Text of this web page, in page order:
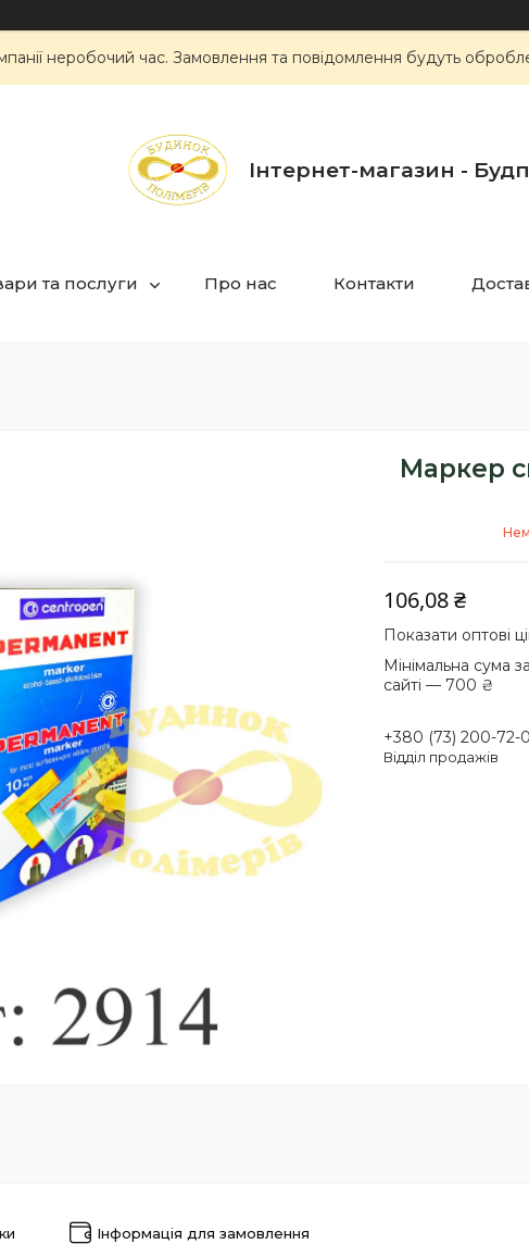
неробочий час. Замовлення та повідомлення будуть
Інтернет-магазин -
та послуги Про нас Контакти
Маркер
106,08 ₴
Показати оптові
Мінімальна сума
сайті — 700 ₴
+380 (73) 200-72-
Відділ продажів
Інформація для замовлення